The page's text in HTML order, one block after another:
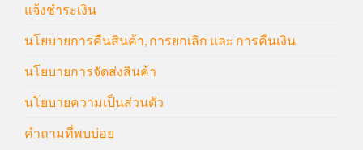
แจ้งชำระเงิน
นโยบายการคืนสินค้า, การยกเลิก และ การคืนเงิน
นโยบายการจัดส่งสินค้า
นโยบายความเป็นส่วนตัว
คำถามที่พบบ่อย